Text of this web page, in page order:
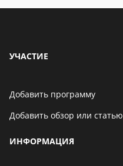
УЧАСТИЕ
Добавить программу
Добавить обзор или статью
ИНФОРМАЦИЯ